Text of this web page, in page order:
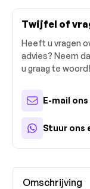
Twijfel of
Heeft u vragen
advies? Neem
u graag te woord!
E-mail ons
Stuur ons
Omschrijving